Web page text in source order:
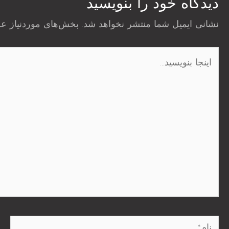
دیدگاه‌ خود را بنویسید
نشانی ایمیل شما منتشر نخواهد شد. بخش‌های موردنیاز
نام*